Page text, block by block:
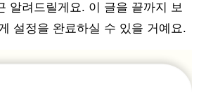
알려드릴게요. 이 글을 끝까지 보
설정을 완료하실 수 있을 거예요.